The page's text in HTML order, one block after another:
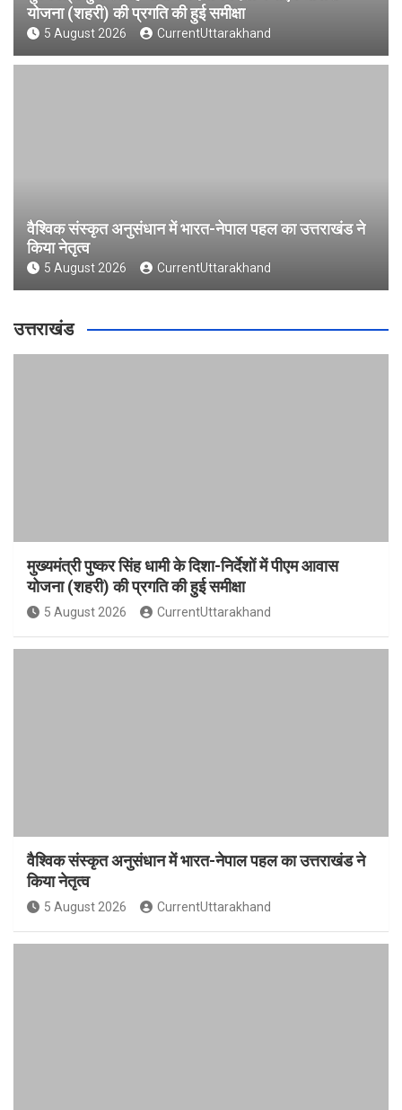
योजना (शहरी) की प्रगति की हुई समीक्षा
5 August 2026 CurrentUttarakhand
वैश्विक संस्कृत अनुसंधान में भारत-नेपाल पहल का उत्तराखंड ने
किया नेतृत्व
5 August 2026 CurrentUttarakhand
उत्तराखंड
मुख्यमंत्री पुष्कर सिंह धामी के दिशा-निर्देशों में पीएम आवास
योजना (शहरी) की प्रगति की हुई समीक्षा
5 August 2026 CurrentUttarakhand
वैश्विक संस्कृत अनुसंधान में भारत-नेपाल पहल का उत्तराखंड ने
किया नेतृत्व
5 August 2026 CurrentUttarakhand